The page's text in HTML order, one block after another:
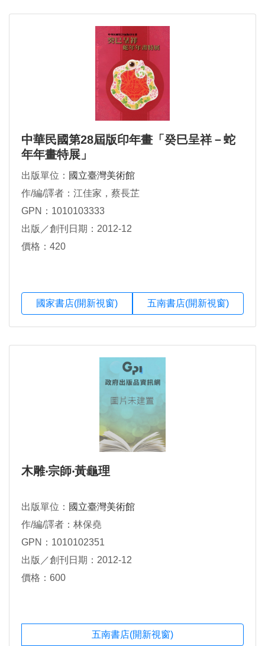
中華民國第28屆版印年畫「癸巳呈祥－蛇
年年畫特展」
出版單位： 國立臺灣美術館
作/編/譯者：江佳家，蔡長芷
GPN：1010103333
出版／創刊日期：2012-12
價格：420
國家書店(開新視窗) 五南書店(開新視窗)
木雕‧宗師‧黃龜理
出版單位： 國立臺灣美術館
作/編/譯者：林保堯
GPN：1010102351
出版／創刊日期：2012-12
價格：600
五南書店(開新視窗)